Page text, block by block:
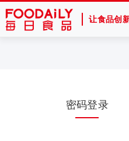
让食品创
密码登录